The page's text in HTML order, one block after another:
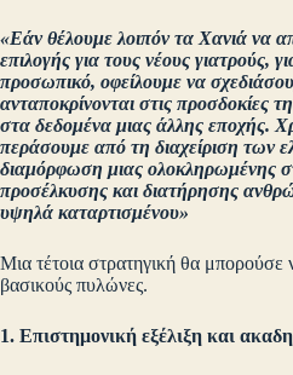
«Εάν θέλουμε λοιπόν τα Χανιά να
επιλογής για τους νέους γιατρούς,
προσωπικό, οφείλουμε να
ανταποκρίνονται στις προσδοκίες
στα δεδομένα μιας άλλης εποχής. Χ
περάσουμε από τη διαχείριση των
διαμόρφωση μιας ολοκληρωμένης
προσέλκυσης και διατήρησης
υψηλά καταρτισμένου»
Μια τέτοια στρατηγική θα μπορούσε
βασικούς πυλώνες.
1. Επιστημονική εξέλιξη και